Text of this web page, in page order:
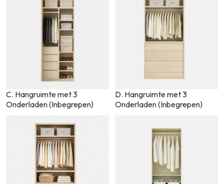
C. Hangruimte met 3
Onderladen (Inbegrepen)
D. Hangruimte met 3
Onderladen (Inbegrepen)